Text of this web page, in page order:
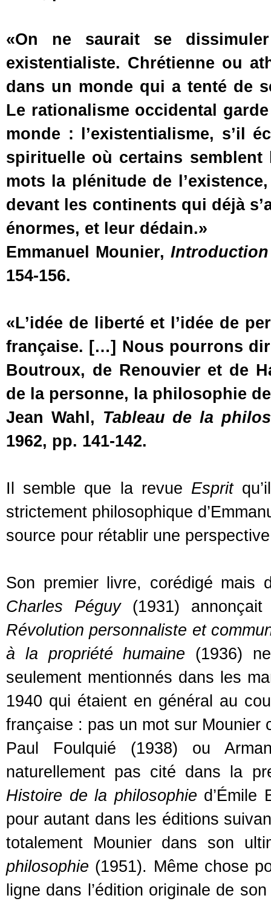
«On ne saurait se
existentialiste. Chrétienne ou
dans un monde qui a tenté de
Le rationalisme occidental
monde : l’existentialisme, s’il
spirituelle où certains semblent
mots la plénitude de
devant les continents qui déjà
énormes, et leur dédain.»
Emmanuel Mounier,
154-156.
«L’idée de liberté et l’idée de
française. […] Nous pourrons
Boutroux, de Renouvier et de
de la personne, la philosophie
Jean Wahl, Tableau de la
1962, pp. 141-142.
Il semble que la revue Esprit
strictement philosophique
source pour rétablir une
Son premier livre, corédigé mais
Charles Péguy(1931) annonçait
Révolution personnaliste et
à la propriété humaine (1936)
seulement mentionnés dans les
1940 qui étaient en général au
française : pas un mot sur Mounier
Paul Foulquié (1938) ou
naturellement pas cité dans la
Histoire de la philosophie d’Émile
pour autant dans les éditions
totalement Mounier dans son
philosophie (1951). Même chose
ligne dans l’édition originale de